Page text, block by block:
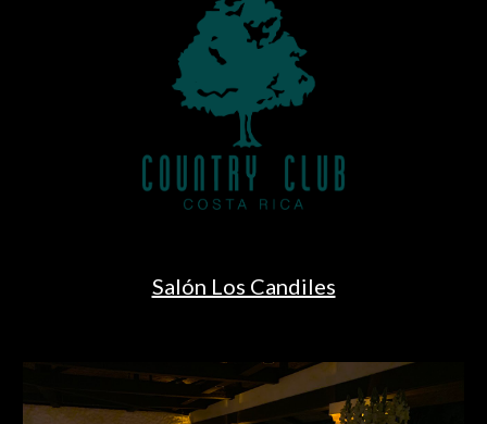
Salón Los Candiles